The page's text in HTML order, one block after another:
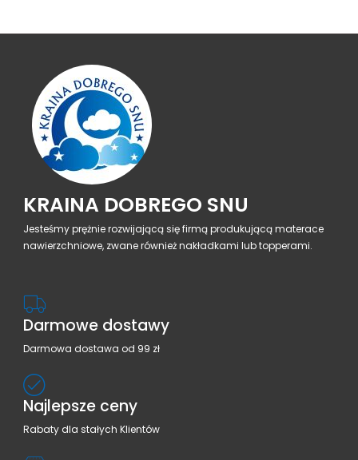
KRAINA DOBREGO SNU
Jesteśmy prężnie rozwijającą się firmą produkującą materace
nawierzchniowe, zwane również nakładkami lub topperami.
Darmowe dostawy
Darmowa dostawa od 99 zł
Najlepsze ceny
Rabaty dla stałych Klientów